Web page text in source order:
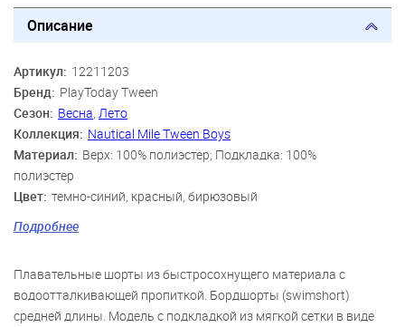
Описание
Артикул: 12211203
Бренд: PlayToday Tween
Сезон: Весна, Лето
Коллекция: Nautical Mile Tween Boys
Материал: Верх: 100% полиэстер; Подкладка: 100%
полиэстер
Цвет: темно-синий, красный, бирюзовый
Скидка:
Пол: Мальчики
Подробнее
Плавательные шорты из быстросохнущего материала с
водоотталкивающей пропиткой. Бордшорты (swimshort)
средней длины. Модель с подкладкой из мягкой сетки в виде